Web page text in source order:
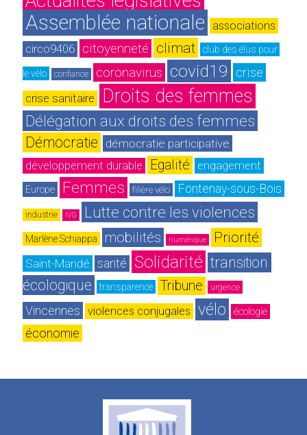
Assemblée nationale
associations
circo9406
citoyenneté climat club des élus pour
le vélo confiance coronavirus covid19 crise
crise sanitaire Droits des femmes
Délégation aux droits des femmes
Démocratie démocratie participative
développement durable Egalité engagement
Europe Femmes filière vélo Fontenay-sous-Bois
industrie IVG Lutte contre les violences
Marlène Schiappa mobilités numérique Priorité
Saint-Mandé santé Solidarité transition
écologique
transparence Tribune urgence
Vincennes violences conjugales vélo écologie
économie